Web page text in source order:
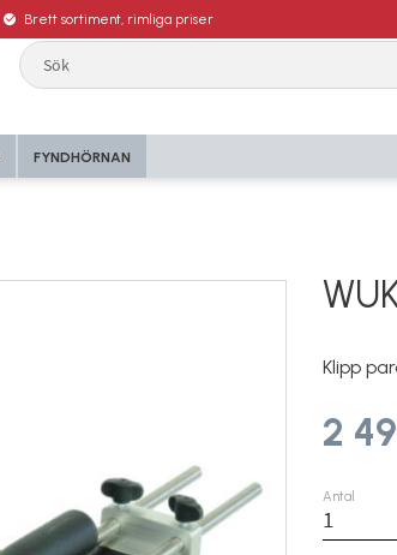
Brett sortiment, rimliga priser
FYNDHÖRNAN
Klipp
2
Antal